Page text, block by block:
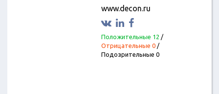
www.decon.ru
Положительные 12 /
Отрицательные 0/
Подозрительные 0